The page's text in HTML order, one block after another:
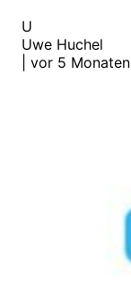
U
Uwe Huchel
vor 5 Monaten